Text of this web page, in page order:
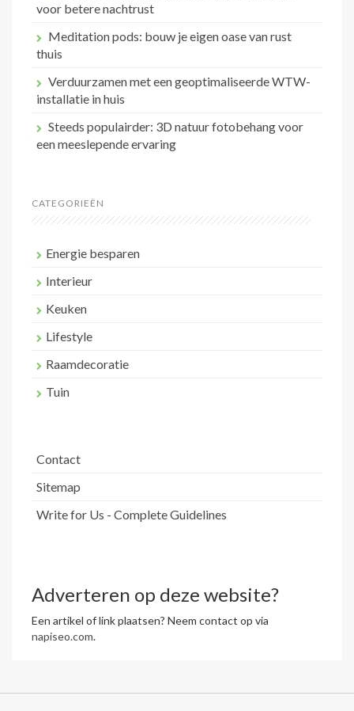
voor betere nachtrust
Meditation pods: bouw je eigen oase van rust
thuis
Verduurzamen met een geoptimaliseerde WTW-
installatie in huis
Steeds populairder: 3D natuur fotobehang voor
een meeslepende ervaring
CATEGORIEËN
Energie besparen
Interieur
Keuken
Lifestyle
Raamdecoratie
Tuin
Contact
Sitemap
Write for Us - Complete Guidelines
Adverteren op deze website?
Een artikel of link plaatsen? Neem contact op via
napiseo.com.